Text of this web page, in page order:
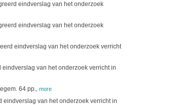
eindverslag van het onderzoek
eindverslag van het onderzoek
eindverslag van het onderzoek verricht
van het onderzoek verricht in
64 pp. more
van het onderzoek verricht in